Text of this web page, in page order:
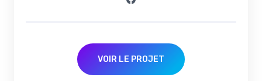
VOIR LE PROJET